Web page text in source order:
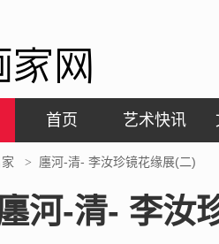
家网
首页 艺术快讯
> 廛河-清- 李汝珍镜花缘展(二)
河-清- 李汝